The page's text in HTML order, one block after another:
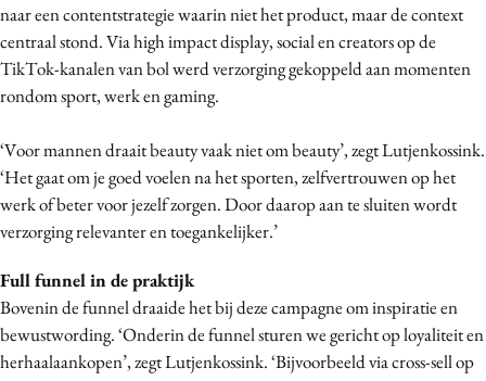
naar een contentstrategie waarin niet het product, maar de context
centraal stond. Via high impact display, social en creators op de
TikTok-kanalen van bol werd verzorging gekoppeld aan momenten
rondom sport, werk en gaming.
‘Voor mannen draait beauty vaak niet om beauty’, zegt Lutjenkossink.
‘Het gaat om je goed voelen na het sporten, zelfvertrouwen op het
werk of beter voor jezelf zorgen. Door daarop aan te sluiten wordt
verzorging relevanter en toegankelijker.’
Full funnel in de praktijk
Bovenin de funnel draaide het bij deze campagne om inspiratie en
bewustwording. ‘Onderin de funnel sturen we gericht op loyaliteit en
herhaalaankopen’, zegt Lutjenkossink. ‘Bijvoorbeeld via cross-sell op